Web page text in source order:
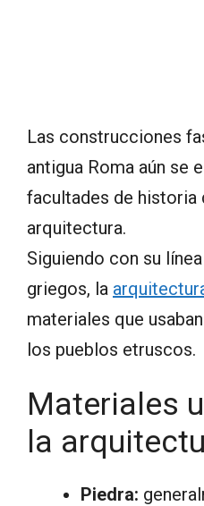
Las construcciones
antigua Roma aún se
facultades de historia
arquitectura.
Siguiendo con su
griegos, la
materiales que
los pueblos etruscos.
Materiales
la
Piedra: